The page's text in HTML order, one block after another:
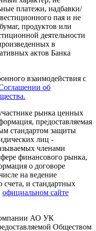
платежи, надбавки/
пая и не
продуктов или
деятельности
в
актов Банка
взаимодействия с
об
рынка ценных
предоставляемая
стандартом защиты
лиц -
членами
финансового рынка,
о договоре
на ведение
и стандартных
официальном сайте
АО УК
Обществом